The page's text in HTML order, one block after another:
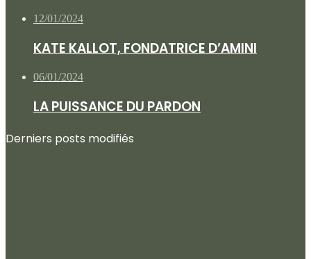
12/01/2024
KATE KALLOT, FONDATRICE D’AMINI
06/01/2024
LA PUISSANCE DU PARDON
Derniers posts modifiés